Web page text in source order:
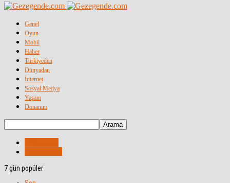
Genel
Oyun
Mobil
Haber
Türkiyeden
Dünyadan
İnternet
Sosyal Medya
Yaşam
Donanım
7 gün popüler